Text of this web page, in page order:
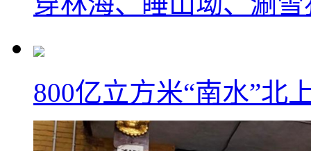
800亿立方米“南水”北